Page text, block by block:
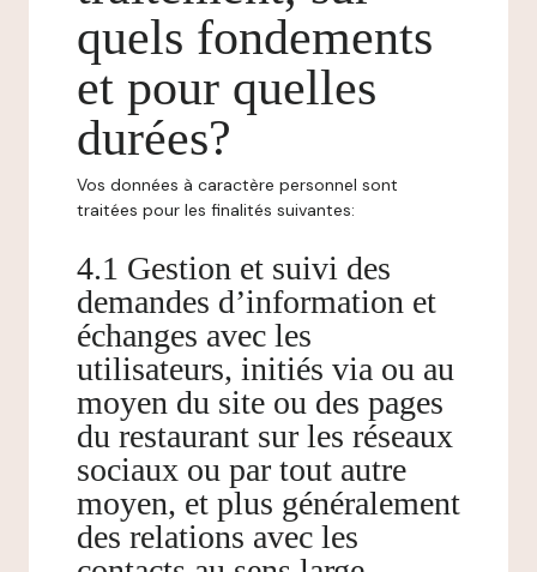
quels fondements
et pour quelles
durées?
Vos données à caractère personnel sont
traitées pour les finalités suivantes:
4.1 Gestion et suivi des
demandes d’information et
échanges avec les
utilisateurs, initiés via ou au
moyen du site ou des pages
du restaurant sur les réseaux
sociaux ou par tout autre
moyen, et plus généralement
des relations avec les